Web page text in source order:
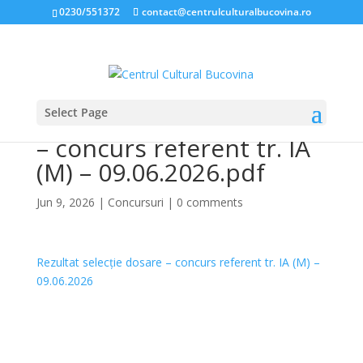
0230/551372 contact@centrulculturalbucovina.ro
Select Page
Rezultat selecție dosare
– concurs referent tr. IA
(M) – 09.06.2026.pdf
Jun 9, 2026 | Concursuri | 0 comments
Rezultat selecție dosare – concurs referent tr. IA (M) –
09.06.2026